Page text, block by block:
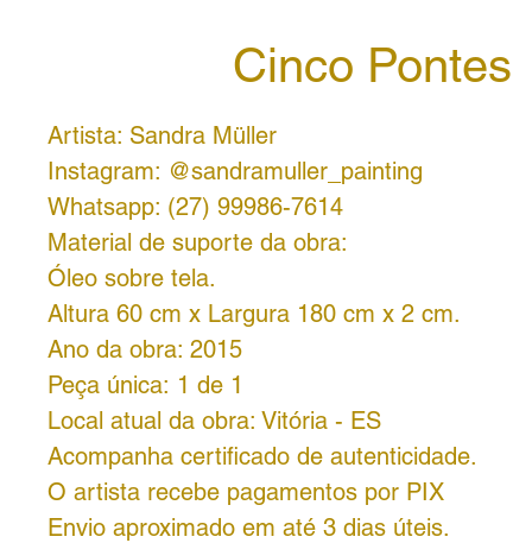
Cinco Pontes
Artista: Sandra Müller
Instagram: @sandramuller_painting
Whatsapp: (27) 99986-7614
Material de suporte da obra:
Óleo sobre tela.
Altura 60 cm x Largura 180 cm x 2 cm.
Ano da obra: 2015
Peça única: 1 de 1
Local atual da obra: Vitória - ES
Acompanha certificado de autenticidade.
O artista recebe pagamentos por PIX
Envio aproximado em até 3 dias úteis.